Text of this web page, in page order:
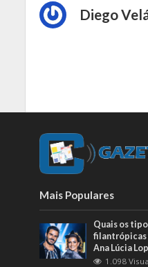
Diego
Mais Populares
Quais os
filantrópicas
Ana Lúcia
1.098